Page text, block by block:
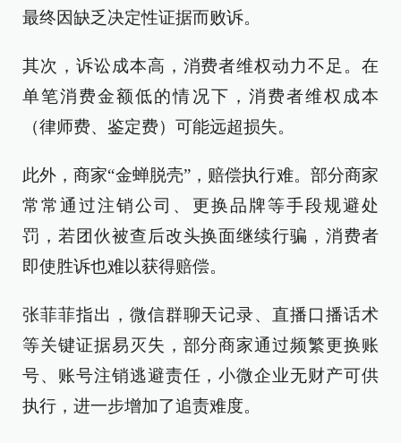
最终因缺乏决定性证据而败诉。
其次，诉讼成本高，消费者维权动力不足。在
单笔消费金额低的情况下，消费者维权成本
（律师费、鉴定费）可能远超损失。
此外，商家“金蝉脱壳”，赔偿执行难。部分商家
常常通过注销公司、更换品牌等手段规避处
罚，若团伙被查后改头换面继续行骗，消费者
即使胜诉也难以获得赔偿。
张菲菲指出，微信群聊天记录、直播口播话术
等关键证据易灭失，部分商家通过频繁更换账
号、账号注销逃避责任，小微企业无财产可供
执行，进一步增加了追责难度。